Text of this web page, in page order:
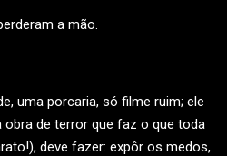
a mão.
uma porcaria, só filme ruim; ele
obra de terror que faz o que toda
deve fazer: expôr os medos,